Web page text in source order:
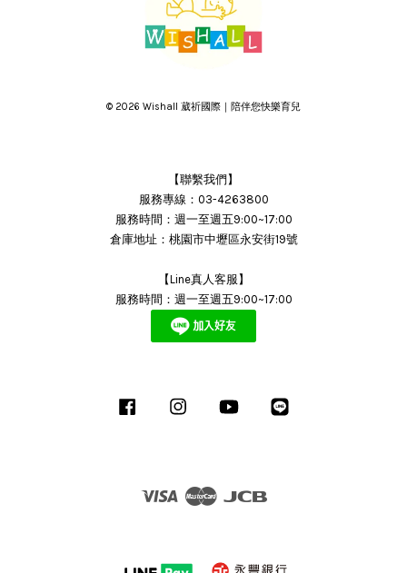
© 2026 Wishall 葳祈國際｜陪伴您快樂育兒
【聯繫我們】
服務專線：03-4263800
服務時間：週一至週五9:00~17:00
倉庫地址：桃園市中壢區永安街19號
【Line真人客服】
服務時間：週一至週五9:00~17:00
Facebook Instagram YouTube
Visa Master